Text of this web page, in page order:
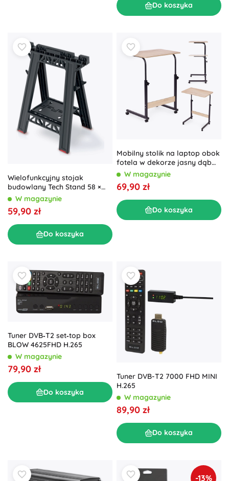
Do koszyka
Wielofunkcyjny stojak
budowlany Tech Stand 58 ×
41,5 × 77 cm
W magazynie
59,90 zł
Do koszyka
Mobilny stolik na laptop obok
fotela w dekorze jasny dąb
ModernHome
W magazynie
69,90 zł
Do koszyka
Tuner DVB‑T2 set‑top box
BLOW 4625FHD H.265
W magazynie
79,90 zł
Do koszyka
Tuner DVB-T2 7000 FHD MINI
H.265
W magazynie
89,90 zł
Do koszyka
-13%